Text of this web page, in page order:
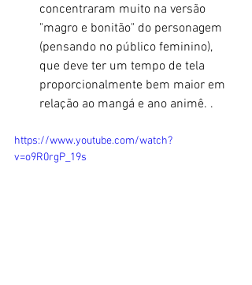
concentraram muito na versão
"magro e bonitão" do personagem
(pensando no público feminino),
que deve ter um tempo de tela
proporcionalmente bem maior em
relação ao mangá e ano animê. .
https://www.youtube.com/watch?
v=o9R0rgP_19s